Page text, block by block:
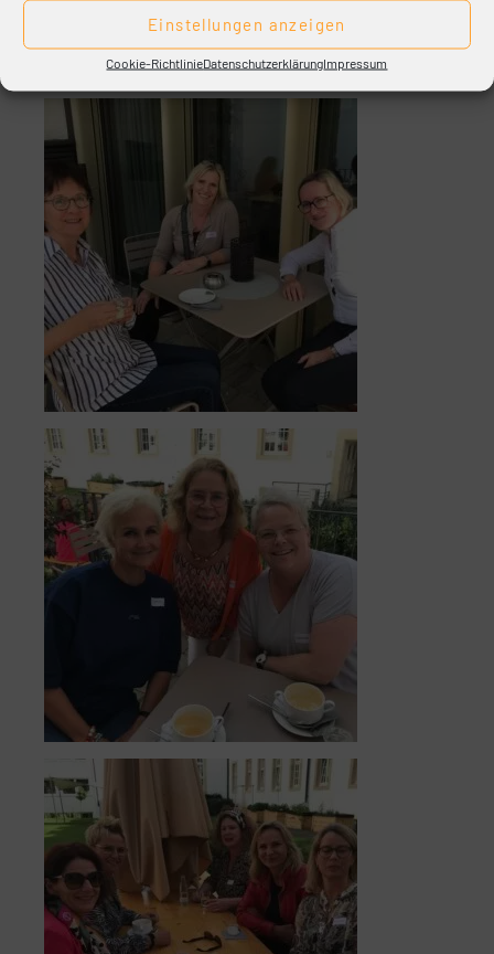
Einstellungen anzeigen
Cookie-RichtlinieDatenschutzerklärungImpressum